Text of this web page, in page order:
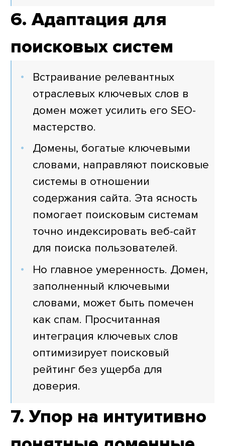
6. Адаптация для
поисковых систем
Встраивание релевантных
отраслевых ключевых слов в
домен может усилить его SEO-
мастерство.
Домены, богатые ключевыми
словами, направляют поисковые
системы в отношении
содержания сайта. Эта ясность
помогает поисковым системам
точно индексировать веб-сайт
для поиска пользователей.
Но главное умеренность. Домен,
заполненный ключевыми
словами, может быть помечен
как спам. Просчитанная
интеграция ключевых слов
оптимизирует поисковый
рейтинг без ущерба для
доверия.
7. Упор на интуитивно